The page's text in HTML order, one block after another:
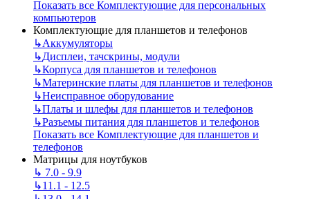
Показать все Комплектующие для персональных
компьютеров
Комплектующие для планшетов и телефонов
↳Аккумуляторы
↳Дисплеи, тачскрины, модули
↳Корпуса для планшетов и телефонов
↳Материнские платы для планшетов и телефонов
↳Неисправное оборудование
↳Платы и шлефы для планшетов и телефонов
↳Разъемы питания для планшетов и телефонов
Показать все Комплектующие для планшетов и
телефонов
Матрицы для ноутбуков
↳ 7.0 - 9.9
↳11.1 - 12.5